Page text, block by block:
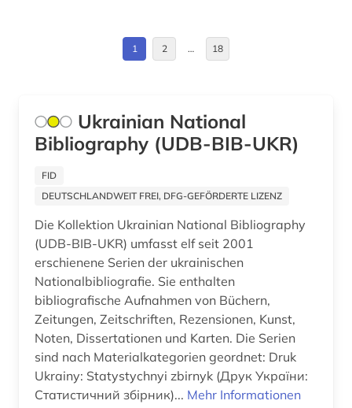
bibel (2)
bibel. deuteronomium (1)
bibliografie (450)
bibliographie (2)
bibliothek (4)
bibliotheksgeschichte (1)
GUS (4)
Irland (2)
Israel (1)
Italien (9)
Japan (2)
Jugoslawien (4)
Kanada (7)
1 2 … 18
Ukrainian National
Bibliography (UDB-BIB-UKR)
FID
DEUTSCHLANDWEIT FREI, DFG-GEFÖRDERTE LIZENZ
Die Kollektion Ukrainian National Bibliography
(UDB-BIB-UKR) umfasst elf seit 2001
erschienene Serien der ukrainischen
Nationalbibliografie. Sie enthalten
bibliografische Aufnahmen von Büchern,
Zeitungen, Zeitschriften, Rezensionen, Kunst,
Noten, Dissertationen und Karten. Die Serien
sind nach Materialkategorien geordnet: Druk
Ukrainy: Statystychnyi zbirnyk (Друк України:
Статистичний збірник)... Mehr Informationen